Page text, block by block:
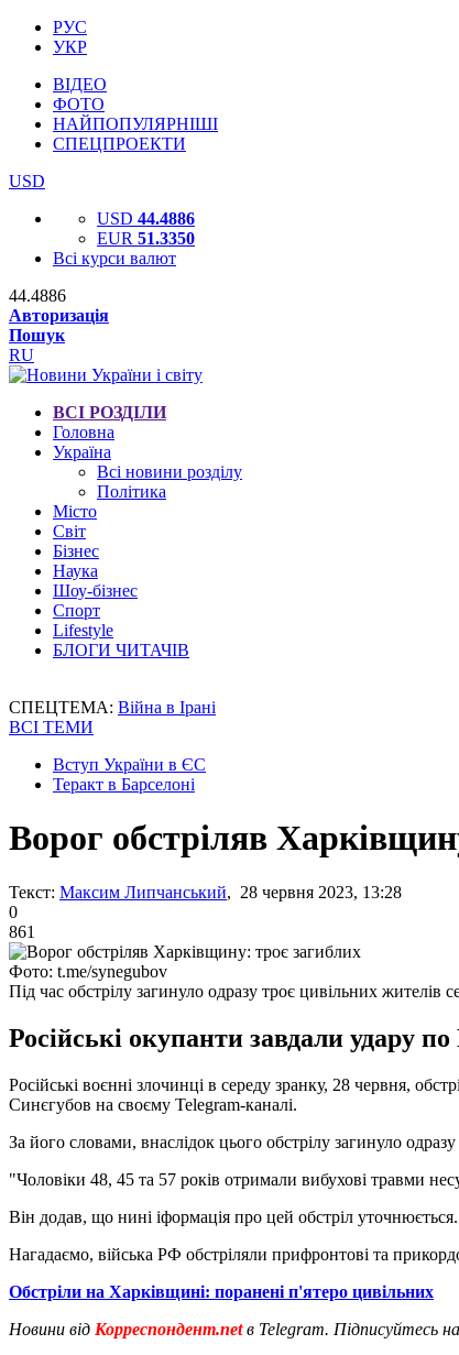
РУС
УКР
ВІДЕО
ФОТО
НАЙПОПУЛЯРНІШІ
СПЕЦПРОЕКТИ
USD
USD 44.4886
EUR 51.3350
Всі курси валют
44.4886
Авторизація
Пошук
RU
ВСІ РОЗДІЛИ
Головна
Україна
Всі новини розділу
Політика
Місто
Світ
Бізнес
Наука
Шоу-бізнес
Спорт
Lifestyle
БЛОГИ ЧИТАЧІВ
СПЕЦТЕМА: Війна в Ірані
ВСІ ТЕМИ
Вступ України в ЄС
Теракт в Барселоні
Ворог обстріляв
Текст: Максим Липчанський, 28 червня 2023, 13:28
0
861
Фото: t.me/synegubov
Під час обстрілу загинуло одразу троє цивільних жителів
Російські окупанти завдали удару
Російські воєнні злочинці в середу зранку, 28 червня,
Синєгубов на своєму Telegram-каналі.
За його словами, внаслідок цього обстрілу загинуло
"Чоловіки 48, 45 та 57 років отримали вибухові травми
Він додав, що нині іформація про цей обстріл
Нагадаємо, війська РФ обстріляли прифронтові та
Обстріли на Харківщині: поранені п'ятеро цивільних
Новини від Корреспондент.netв Telegram. Підписуйтесь